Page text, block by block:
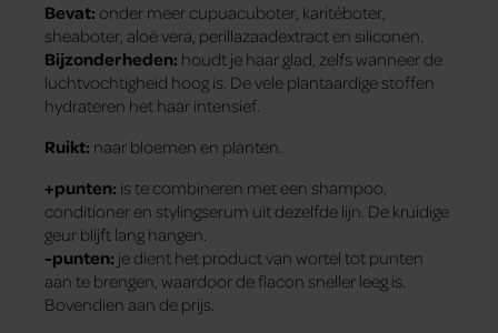
Bevat: onder meer cupuacuboter, karitéboter,
sheaboter, aloë vera, perillazaadextract en siliconen.
Bijzonderheden: houdt je haar glad, zelfs wanneer de
luchtvochtigheid hoog is. De vele plantaardige stoffen
hydrateren het haar intensief.
Ruikt: naar bloemen en planten.
+punten: is te combineren met een shampoo,
conditioner en stylingserum uit dezelfde lijn. De kruidige
geur blijft lang hangen.
-punten: je dient het product van wortel tot punten
aan te brengen, waardoor de flacon sneller leeg is.
Bovendien aan de prijs.